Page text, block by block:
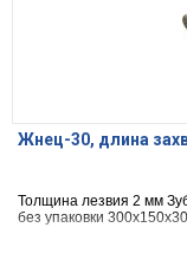
Жнец-30, длина
Толщина лезвия 2 мм
без упаковки